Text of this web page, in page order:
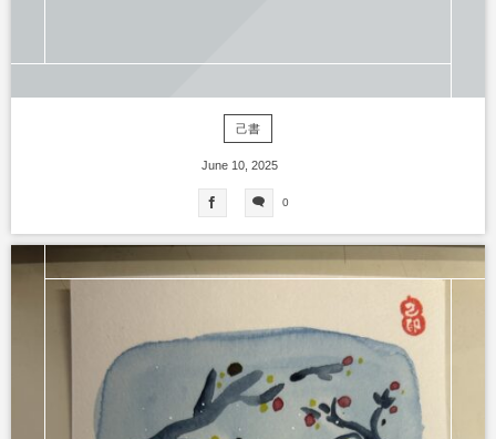
己書
June 10, 2025
0